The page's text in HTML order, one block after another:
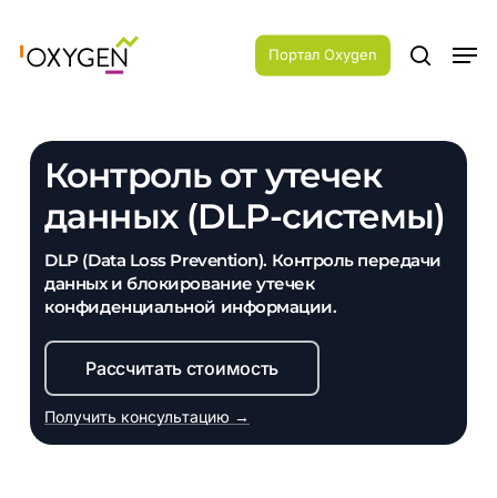
main
Портал Oxygen search
Контроль от утечек
данных (DLP-системы)
DLP (Data Loss Prevention). Контроль передачи
данных и блокирование утечек
конфиденциальной информации.
Рассчитать стоимость
Получить консультацию →